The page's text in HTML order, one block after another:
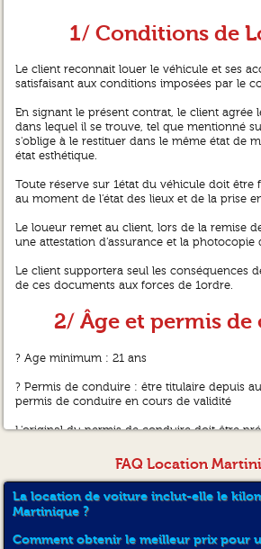
1/ Conditions de
Le client reconnait louer le véhicule et ses
satisfaisant aux conditions imposées par le
En signant le présent contrat, le client agrée
dans lequel il se trouve, tel que mentionné
s'oblige à le restituer dans le même état de
état esthétique.
Toute réserve sur 1état du véhicule doit être
au moment de l’état des lieux et de la prise
Le loueur remet au client, lors de la remise
une attestation d’assurance et la photocopie
Le client supportera seul les conséquences
de ces documents aux forces de 1ordre.
2/ Âge et permis
? Age minimum : 21 ans
? Permis de conduire : être titulaire depuis
permis de conduire en cours de validité
L'original du permis de conduire doit être
3/ Moyen de
A/ Règlement de la location
location sera exigé à la prise du véhicule.
FAQ Location
La location de voiture inclut-elle le
Martinique ?
Comment obtenir le meilleur prix pour